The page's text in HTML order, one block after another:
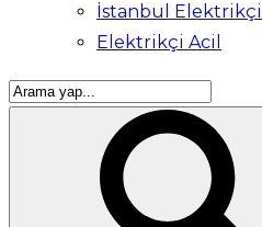
İstanbul Elektrikçi
Elektrikçi Acil